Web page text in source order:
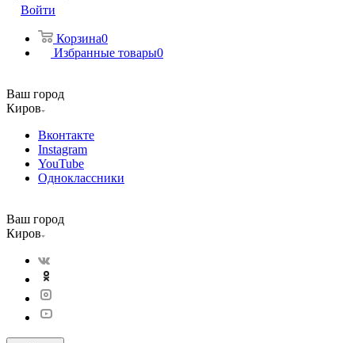
Войти
Корзина0
Избранные товары0
Ваш город
Киров
Вконтакте
Instagram
YouTube
Одноклассники
Ваш город
Киров